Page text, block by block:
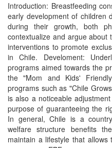
Introduction: Breastfeeding
early development of children
during their growth, both
contextualize and argue about
interventions to promote
in Chile. Develoment:
programs aimed towards the
the "Mom and Kids'
programs such as "Chile
is also a noticeable
purpose of guaranteeing the
In general, Chile is a
welfare structure benefits
maintain a lifestyle that